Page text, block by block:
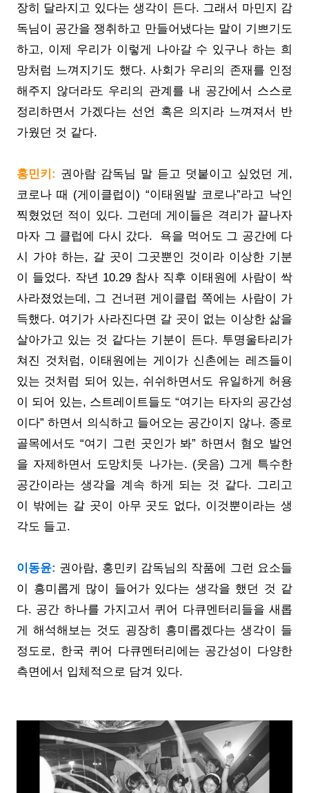
장히 달라지고 있다는 생각이 든다. 그래서 마민지 감
독님이 공간을 쟁취하고 만들어냈다는 말이 기쁘기도
하고, 이제 우리가 이렇게 나아갈 수 있구나 하는 희
망처럼 느껴지기도 했다. 사회가 우리의 존재를 인정
해주지 않더라도 우리의 관계를 내 공간에서 스스로
정리하면서 가겠다는 선언 혹은 의지라 느껴져서 반
가웠던 것 같다.
홍민키: 권아람 감독님 말 듣고 덧붙이고 싶었던 게,
코로나 때 (게이클럽이) “이태원발 코로나”라고 낙인
찍혔었던 적이 있다. 그런데 게이들은 격리가 끝나자
마자 그 클럽에 다시 갔다. 욕을 먹어도 그 공간에 다
시 가야 하는, 갈 곳이 그곳뿐인 것이라 이상한 기분
이 들었다. 작년 10.29 참사 직후 이태원에 사람이 싹
사라졌었는데, 그 건너편 게이클럽 쪽에는 사람이 가
득했다. 여기가 사라진다면 갈 곳이 없는 이상한 삶을
살아가고 있는 것 같다는 기분이 든다. 투명울타리가
쳐진 것처럼, 이태원에는 게이가 신촌에는 레즈들이
있는 것처럼 되어 있는, 쉬쉬하면서도 유일하게 허용
이 되어 있는, 스트레이트들도 “여기는 타자의 공간성
이다” 하면서 의식하고 들어오는 공간이지 않나. 종로
골목에서도 “여기 그런 곳인가 봐” 하면서 혐오 발언
을 자제하면서 도망치듯 나가는. (웃음) 그게 특수한
공간이라는 생각을 계속 하게 되는 것 같다. 그리고
이 밖에는 갈 곳이 아무 곳도 없다, 이것뿐이라는 생
각도 들고.
이동윤: 권아람, 홍민키 감독님의 작품에 그런 요소들
이 흥미롭게 많이 들어가 있다는 생각을 했던 것 같
다. 공간 하나를 가지고서 퀴어 다큐멘터리들을 새롭
게 해석해보는 것도 굉장히 흥미롭겠다는 생각이 들
정도로, 한국 퀴어 다큐멘터리에는 공간성이 다양한
측면에서 입체적으로 담겨 있다.